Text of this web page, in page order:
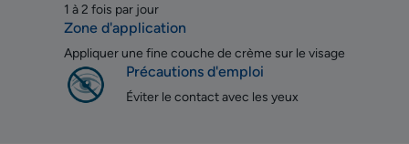
1 à 2 fois par jour
Zone d'application
Appliquer une fine couche de crème sur le visage
Précautions d'emploi
Éviter le contact avec les yeux